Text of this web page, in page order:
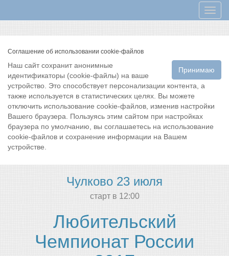
Меню
Соглашение об использовании cookie-файлов
Принимаю
Наш сайт сохранит анонимные
идентификаторы (cookie-файлы) на ваше
устройство. Это способствует персонализации контента, а
также используется в статистических целях. Вы можете
отключить использование cookie-файлов, изменив настройки
Вашего браузера. Пользуясь этим сайтом при настройках
браузера по умолчанию, вы соглашаетесь на использование
cookie-файлов и сохранение информации на Вашем
устройстве.
Чулково 23 июля
cтарт в 12:00
Любительский
Чемпионат России